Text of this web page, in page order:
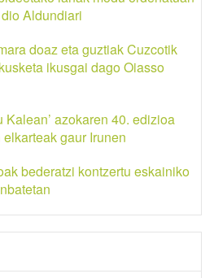
Aldundiari
doaz eta guztiak Cuzcotik
ikusgai dago Oiasso
Kalean’ azokaren 40. edizioa
gaur Irunen
bederatzi kontzertu eskainiko